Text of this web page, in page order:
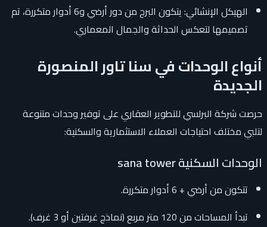
الهيكل الإنشائي: يتكون البرج من دور أرضي و6 أدوار متكررة، تم
تصميمها لتعكس الحداثة والجمال المعماري.
أنواع الوحدات في سنا تاور المنصورة
الجديدة
حرصت شركة البرلسي للتطوير العقاري على توفير وحدات متنوعة
لتلبي مختلف احتياجات العملاء الاستثمارية والسكنية:
الوحدات السكنية sana tower
تتكون من أرضي + 6 أدوار متكررة.
تبدأ المساحات من 120 متر مربع (نماذج غرفتين أو 3 غرف).